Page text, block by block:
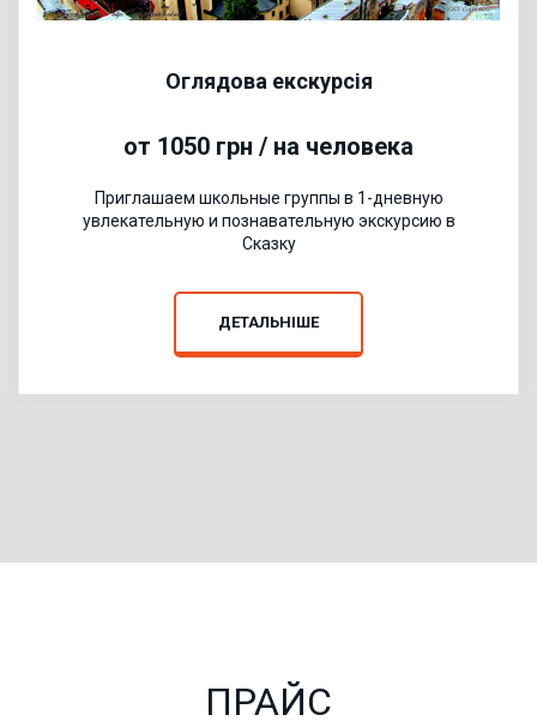
Оглядова екскурсія
от 1050 грн / на человека
Приглашаем школьные группы в 1-дневную
увлекательную и познавательную экскурсию в
Cказку
ДЕТАЛЬНІШЕ
ПРАЙС